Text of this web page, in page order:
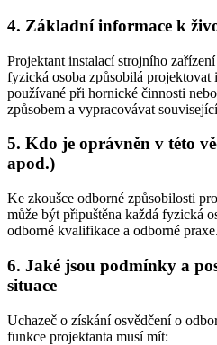
4. Základní informace k
Projektant instalací strojního
fyzická osoba způsobilá projektovat
používané při hornické činnosti
způsobem a vypracovávat
5. Kdo je oprávněn v této
apod.)
Ke zkoušce odborné způsobilosti
může být připuštěna každá fyzická
odborné kvalifikace a odborné praxe.
6. Jaké jsou podmínky a
situace
Uchazeč o získání osvědčení o
funkce projektanta musí mít: